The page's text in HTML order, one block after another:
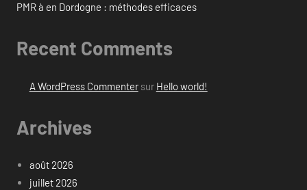
PMR à en Dordogne : méthodes efficaces
Recent Comments
A WordPress Commentersur Hello world!
Archives
août 2026
juillet 2026